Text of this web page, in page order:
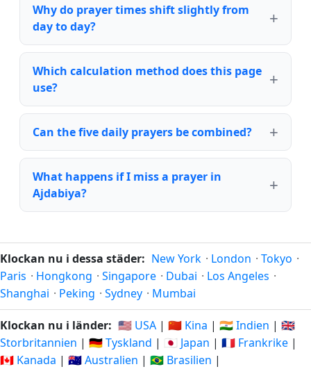
Why do prayer times shift slightly from
day to day?
Which calculation method does this page
use?
Can the five daily prayers be combined?
What happens if I miss a prayer in
Ajdabiya?
Klockan nu i dessa städer: New York · London · Tokyo ·
Paris · Hongkong · Singapore · Dubai · Los Angeles ·
Shanghai · Peking · Sydney · Mumbai
Klockan nu i länder: 🇺🇸 USA | 🇨🇳 Kina | 🇮🇳 Indien | 🇬🇧
Storbritannien | 🇩🇪 Tyskland | 🇯🇵 Japan | 🇫🇷 Frankrike |
🇨🇦 Kanada | 🇦🇺 Australien | 🇧🇷 Brasilien |